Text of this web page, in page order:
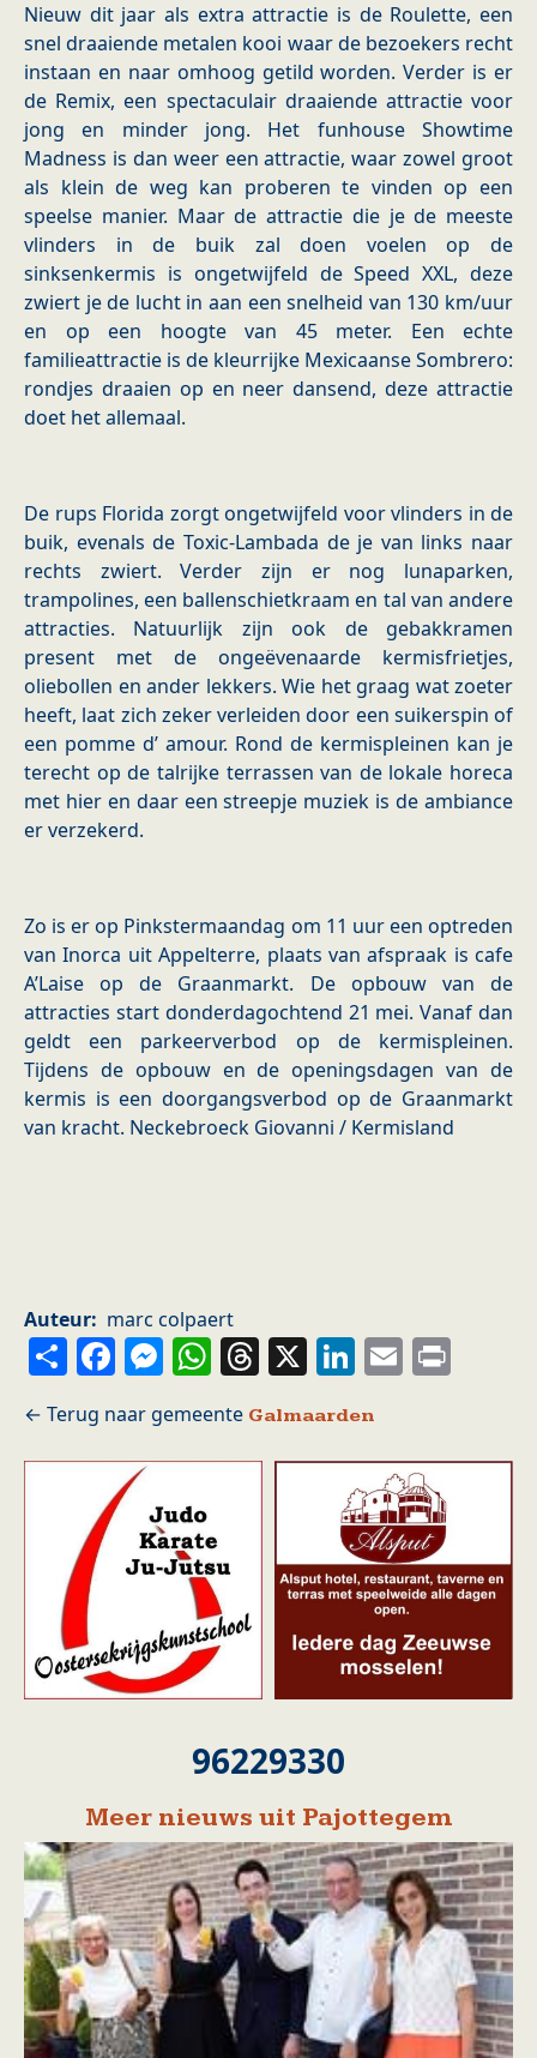
Nieuw dit jaar als extra attractie is de Roulette, een
snel draaiende metalen kooi waar de bezoekers recht
instaan en naar omhoog getild worden. Verder is er
de Remix, een spectaculair draaiende attractie voor
jong en minder jong. Het funhouse Showtime
Madness is dan weer een attractie, waar zowel groot
als klein de weg kan proberen te vinden op een
speelse manier. Maar de attractie die je de meeste
vlinders in de buik zal doen voelen op de
sinksenkermis is ongetwijfeld de Speed XXL, deze
zwiert je de lucht in aan een snelheid van 130 km/uur
en op een hoogte van 45 meter. Een echte
familieattractie is de kleurrijke Mexicaanse Sombrero:
rondjes draaien op en neer dansend, deze attractie
doet het allemaal.
De rups Florida zorgt ongetwijfeld voor vlinders in de
buik, evenals de Toxic-Lambada de je van links naar
rechts zwiert. Verder zijn er nog lunaparken,
trampolines, een ballenschietkraam en tal van andere
attracties. Natuurlijk zijn ook de gebakkramen
present met de ongeëvenaarde kermisfrietjes,
oliebollen en ander lekkers. Wie het graag wat zoeter
heeft, laat zich zeker verleiden door een suikerspin of
een pomme d’ amour. Rond de kermispleinen kan je
terecht op de talrijke terrassen van de lokale horeca
met hier en daar een streepje muziek is de ambiance
er verzekerd.
Zo is er op Pinkstermaandag om 11 uur een optreden
van Inorca uit Appelterre, plaats van afspraak is cafe
A’Laise op de Graanmarkt. De opbouw van de
attracties start donderdagochtend 21 mei. Vanaf dan
geldt een parkeerverbod op de kermispleinen.
Tijdens de opbouw en de openingsdagen van de
kermis is een doorgangsverbod op de Graanmarkt
van kracht. Neckebroeck Giovanni / Kermisland
Auteur marc colpaert
ShareFacebook
Messenger
WhatsApp
Threads
X LinkedIn
Email
Galmaarden
96229330
Meer nieuws uit Pajottegem